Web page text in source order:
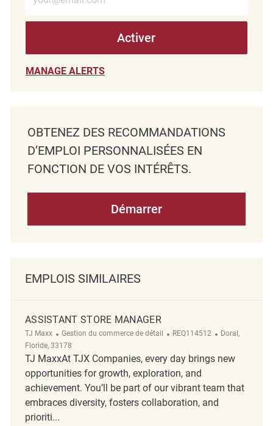
Activer
MANAGE ALERTS
OBTENEZ DES RECOMMANDATIONS
D’EMPLOI PERSONNALISÉES EN
FONCTION DE VOS INTÉRÊTS.
Démarrer
EMPLOIS SIMILAIRES
ASSISTANT STORE MANAGER
TJ Maxx Catégorie
Gestion du commerce de détail ReqId
REQ114512 Emplacement
Doral,
Floride, 33178
TJ MaxxAt TJX Companies, every day brings new
opportunities for growth, exploration, and
achievement. You’ll be part of our vibrant team that
embraces diversity, fosters collaboration, and
prioriti...